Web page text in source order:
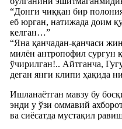
“Донғи чиққан бир
еб юрган, натижада доим
келган…”
“Яна қанчадан-қанчаси
милён антропофил сургун
ўчирилган!.. Айтганча,
деган янги клипи ҳақида
Ишланаётган мавзу бу
энди у ўзи оммавий
ва сиёсатда мустақил